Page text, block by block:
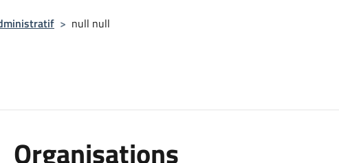
> null null
Organisations